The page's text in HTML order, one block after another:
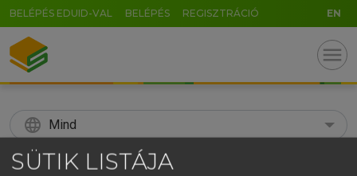
BELÉPÉS EDUID-VAL BELÉPÉS REGISZTRÁCIÓ EN
menu
language Mind
search
SÜTIK LISTÁJA